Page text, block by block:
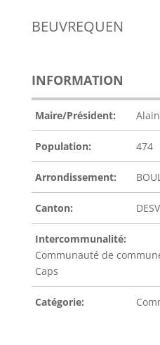
BEUVREQUEN
INFORMATION
Maire/Président: Alain
Population: 474
Arrondissement:
Canton:
Intercommunalité:
Communauté de
Caps
Catégorie: